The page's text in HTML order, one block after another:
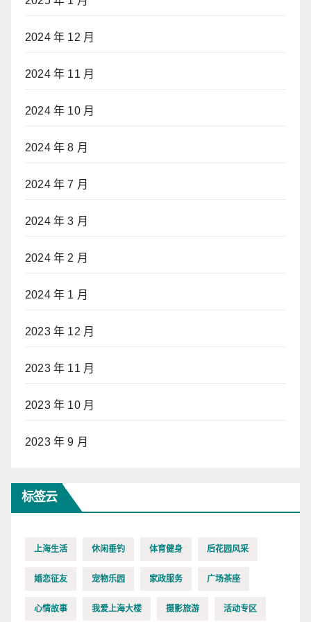
2024 年 12 月
2024 年 11 月
2024 年 10 月
2024 年 8 月
2024 年 7 月
2024 年 3 月
2024 年 2 月
2024 年 1 月
2023 年 12 月
2023 年 11 月
2023 年 10 月
2023 年 9 月
标签云
上海生活 休闲垂钓 体育健身 后花园风采
婚恋征友 宠物乐园 家政服务 广场茶座
心情故事 我爱上海大楼 摄影旅游 活动专区